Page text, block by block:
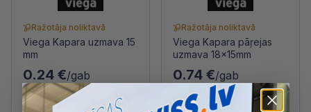
Ražotāja noliktavā
Viega Kapara uzmava 15
mm
0.24 €/gab
Diametrs (mm)
Ražotāja noliktavā
Viega Kapara pāŗejas
uzmava 18x15mm
0.74 €/gab
Izmērs